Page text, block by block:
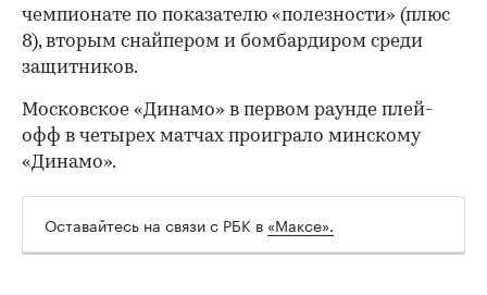
чемпионате по показателю «полезности» (плюс
8), вторым снайпером и бомбардиром среди
защитников.
Московское «Динамо» в первом раунде плей-
офф в четырех матчах проиграло минскому
«Динамо».
Оставайтесь на связи с РБК в «Максе».